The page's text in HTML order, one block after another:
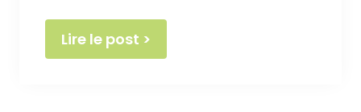
Lire le post >